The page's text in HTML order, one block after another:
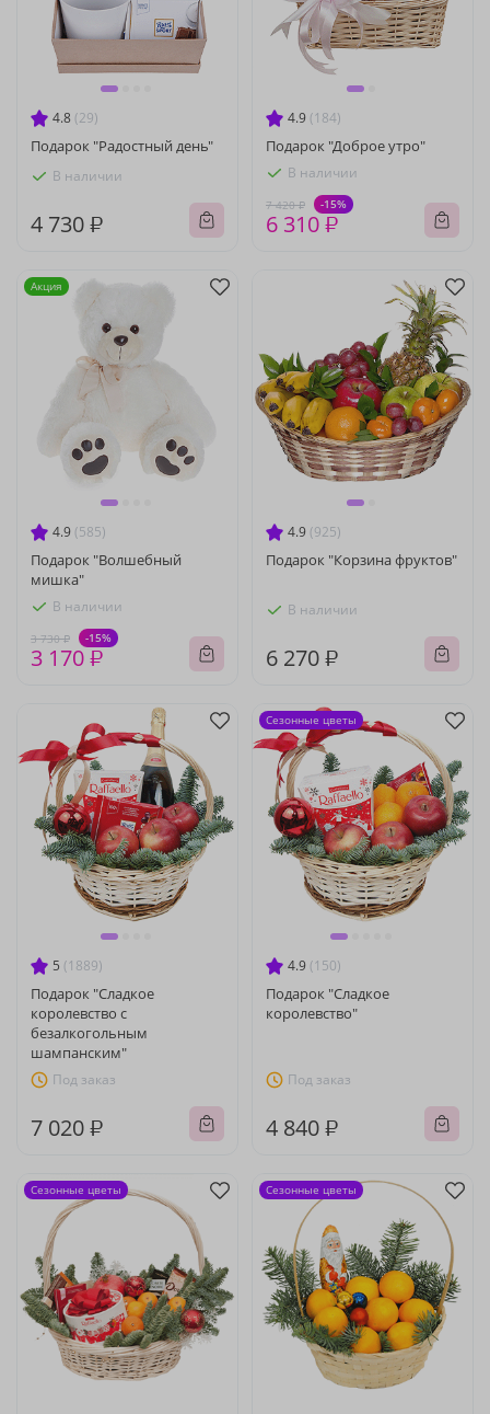
4.8 (29)
Подарок "Радостный день"
В наличии
4 730 ₽
4.9 (184)
Подарок "Доброе утро"
В наличии
7 420 ₽ -15%
6 310 ₽
4.9 (585)
Подарок "Волшебный
мишка"
В наличии
3 730 ₽ -15%
3 170 ₽
Акция
4.9 (925)
Подарок "Корзина фруктов"
В наличии
6 270 ₽
5 (1889)
Подарок "Сладкое
королевство с
безалкогольным
шампанским"
Под заказ
7 020 ₽
4.9 (150)
Подарок "Сладкое
королевство"
Под заказ
4 840 ₽
Сезонные цветы
Сезонные цветы Сезонные цветы